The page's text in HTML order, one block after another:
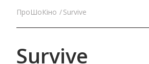
ПроШоКіно Survive
Survive